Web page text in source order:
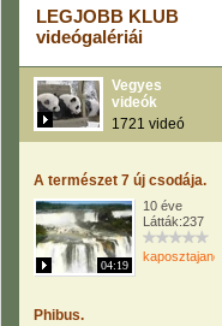
LEGJOBB KLUB
videógalériái
Vegyes
videók
1721 videó
A természet 7 új csodája.
04:19
10 éve
Látták:237
kaposztajanos
Phibus.